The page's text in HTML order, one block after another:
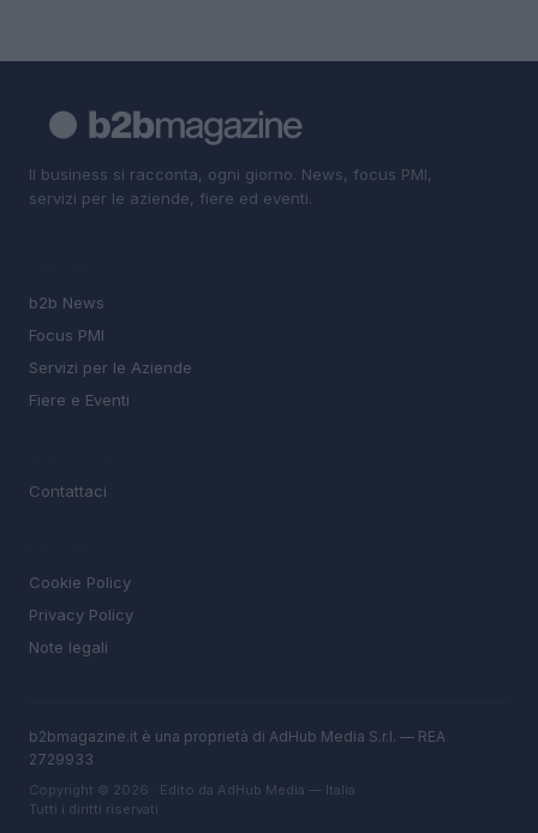
Il business si racconta, ogni giorno. News, focus PMI,
servizi per le aziende, fiere ed eventi.
b2b News
Focus PMI
Servizi per le Aziende
Fiere e Eventi
Contattaci
Cookie Policy
Privacy Policy
Note legali
b2bmagazine.it è una proprietà di AdHub Media S.r.l. — REA
2729933
Copyright © 2026 · Edito da AdHub Media — Italia
Tutti i diritti riservati